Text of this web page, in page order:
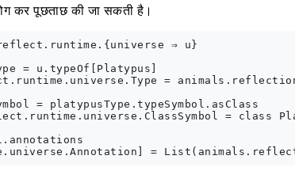
कर पूछताछ की जा सकती है।
⇒ u}
= u.typeOf[Platypus]
=
= platypusType.typeSymbol.asClass
= class